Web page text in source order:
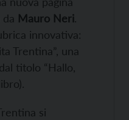
Mauro Neri.
innovativa:
Trentina”, una
titolo “Hallo,
si